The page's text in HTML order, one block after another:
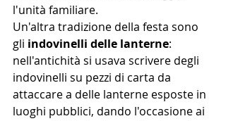
l'unità familiare.
Un'altra tradizione della festa sono
gli indovinelli delle lanterne:
nell'antichità si usava scrivere degli
indovinelli su pezzi di carta da
attaccare a delle lanterne esposte in
luoghi pubblici, dando l'occasione ai